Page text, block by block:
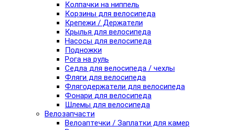
Колпачки на ниппель
Корзины для велосипеда
Крепежи / Держатели
Крылья для велосипеда
Насосы для велосипеда
Подножки
Рога на руль
Седла для велосипеда / чехлы
Фляги для велосипеда
Флягодержатели для велосипеда
Фонари для велосипеда
Шлемы для велосипеда
Велозапчасти
Велоаптечки / Заплатки для камер